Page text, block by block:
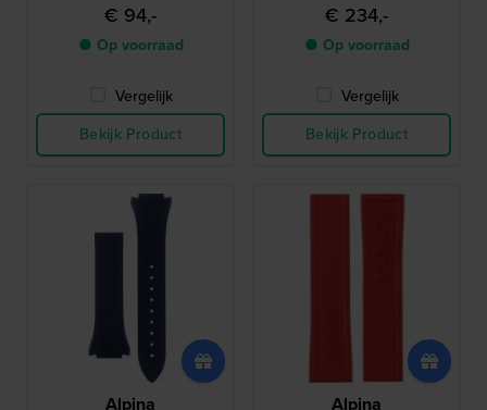
€ 94,-
● Op voorraad
Vergelijk
Bekijk Product
€ 234,-
● Op voorraad
Vergelijk
Bekijk Product
Alpina Alpina